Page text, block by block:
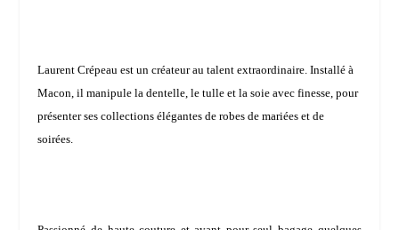
Laurent Crépeau est un créateur au talent extraordinaire. Installé à
Macon, il manipule la dentelle, le tulle et la soie avec finesse, pour
présenter ses collections élégantes de robes de mariées et de
soirées.